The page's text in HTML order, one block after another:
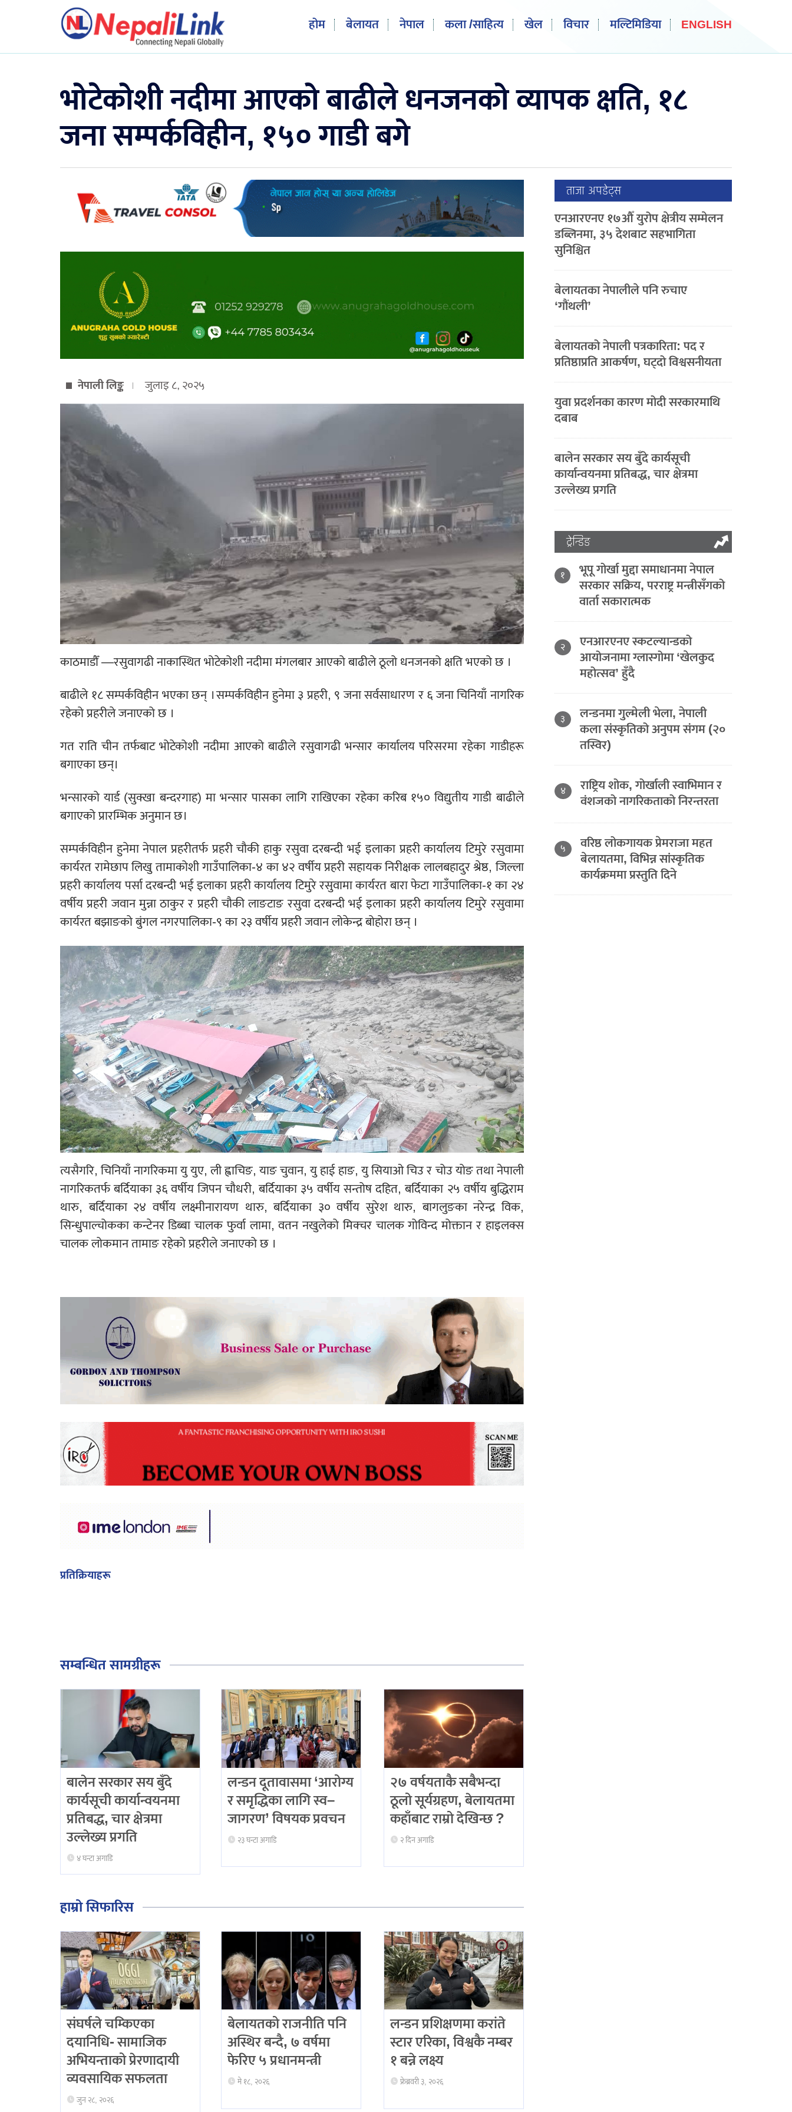
होम बेलायत नेपाल कला /साहित्य खेल विचार मल्टिमिडिया ENGLISH
भोटेकोशी नदीमा आएको बाढीले धनजनको व्यापक क्षति, १८
जना सम्पर्कविहीन, १५० गाडी बगे
नेपाली लिङ्क जुलाइ ८, २०२५
काठमाडौँ —रसुवागढी नाकास्थित भोटेकोशी नदीमा मंगलबार आएको बाढीले ठूलो धनजनको क्षति भएको छ ।
बाढीले १८ सम्पर्कविहीन भएका छन् । सम्पर्कविहीन हुनेमा ३ प्रहरी, ९ जना सर्वसाधारण र ६ जना चिनियाँ नागरिक
रहेको प्रहरीले जनाएको छ ।
गत राति चीन तर्फबाट भोटेकोशी नदीमा आएको बाढीले रसुवागढी भन्सार कार्यालय परिसरमा रहेका गाडीहरू
बगाएका छन्।
भन्सारको यार्ड (सुक्खा बन्दरगाह) मा भन्सार पासका लागि राखिएका रहेका करिब १५० विद्युतीय गाडी बाढीले
बगाएको प्रारम्भिक अनुमान छ।
सम्पर्कविहीन हुनेमा नेपाल प्रहरीतर्फ प्रहरी चौकी हाकु रसुवा दरबन्दी भई इलाका प्रहरी कार्यालय टिमुरे रसुवामा
कार्यरत रामेछाप लिखु तामाकोशी गाउँपालिका-४ का ४२ वर्षीय प्रहरी सहायक निरीक्षक लालबहादुर श्रेष्ठ, जिल्ला
प्रहरी कार्यालय पर्सा दरबन्दी भई इलाका प्रहरी कार्यालय टिमुरे रसुवामा कार्यरत बारा फेटा गाउँपालिका-१ का २४
वर्षीय प्रहरी जवान मुन्ना ठाकुर र प्रहरी चौकी लाङटाङ रसुवा दरबन्दी भई इलाका प्रहरी कार्यालय टिमुरे रसुवामा
कार्यरत बझाङको बुंगल नगरपालिका-९ का २३ वर्षीय प्रहरी जवान लोकेन्द्र बोहोरा छन् ।
त्यसैगरि, चिनियाँ नागरिकमा यु युए, ली ह्वाचिङ, याङ चुवान, यु हाई हाङ, यु सियाओ चिउ र चोउ योङ तथा नेपाली
नागरिकतर्फ बर्दियाका ३६ वर्षीय जिपन चौधरी, बर्दियाका ३५ वर्षीय सन्तोष दहित, बर्दियाका २५ वर्षीय बुद्धिराम
थारु, बर्दियाका २४ वर्षीय लक्ष्मीनारायण थारु, बर्दियाका ३० वर्षीय सुरेश थारु, बागलुङका नरेन्द्र विक,
सिन्धुपाल्चोकका कन्टेनर डिब्बा चालक फुर्वा लामा, वतन नखुलेको मिक्चर चालक गोविन्द मोक्तान र हाइलक्स
चालक लोकमान तामाङ रहेको प्रहरीले जनाएको छ ।
प्रतिक्रियाहरू
सम्बन्धित सामग्रीहरू
बालेन सरकार सय बुँदे
कार्यसूची कार्यान्वयनमा
प्रतिबद्ध, चार क्षेत्रमा
उल्लेख्य प्रगति
४ घन्टा अगाडि
लन्डन दूतावासमा ‘आरोग्य
र समृद्धिका लागि स्व–
जागरण’ विषयक प्रवचन
२३ घन्टा अगाडि
२७ वर्षयताकै सबैभन्दा
ठूलो सूर्यग्रहण, बेलायतमा
कहाँबाट राम्रो देखिन्छ ?
२ दिन अगाडि
हाम्रो सिफारिस
संघर्षले चम्किएका
दयानिधि- सामाजिक
अभियन्ताको प्रेरणादायी
व्यवसायिक सफलता
जुन २८, २०२६
बेलायतको राजनीति पनि
अस्थिर बन्दै, ७ वर्षमा
फेरिए ५ प्रधानमन्त्री
मे १८, २०२६
लन्डन प्रशिक्षणमा करांते
स्टार एरिका, विश्वकै नम्बर
१ बन्ने लक्ष्य
फ्रेब्रवरी ३, २०२६
ताजा अपडेट्स
एनआरएनए १७औँ युरोप क्षेत्रीय सम्मेलन
डब्लिनमा, ३५ देशबाट सहभागिता
सुनिश्चित
बेलायतका नेपालीले पनि रुचाए
‘गौंथली’
बेलायतको नेपाली पत्रकारिता: पद र
प्रतिष्ठाप्रति आकर्षण, घट्दो विश्वसनीयता
युवा प्रदर्शनका कारण मोदी सरकारमाथि
दबाब
बालेन सरकार सय बुँदे कार्यसूची
कार्यान्वयनमा प्रतिबद्ध, चार क्षेत्रमा
उल्लेख्य प्रगति
ट्रेन्डिङ
१ भूपू गोर्खा मुद्दा समाधानमा नेपाल
सरकार सक्रिय, परराष्ट्र मन्त्रीसँगको
वार्ता सकारात्मक
२ एनआरएनए स्कटल्यान्डको
आयोजनामा ग्लास्गोमा ‘खेलकुद
महोत्सव’ हुँदै
३ लन्डनमा गुल्मेली भेला, नेपाली
कला संस्कृतिको अनुपम संगम (२०
तस्विर)
४ राष्ट्रिय शोक, गोर्खाली स्वाभिमान र
वंशजको नागरिकताको निरन्तरता
५ वरिष्ठ लोकगायक प्रेमराजा महत
बेलायतमा, विभिन्न सांस्कृतिक
कार्यक्रममा प्रस्तुति दिने